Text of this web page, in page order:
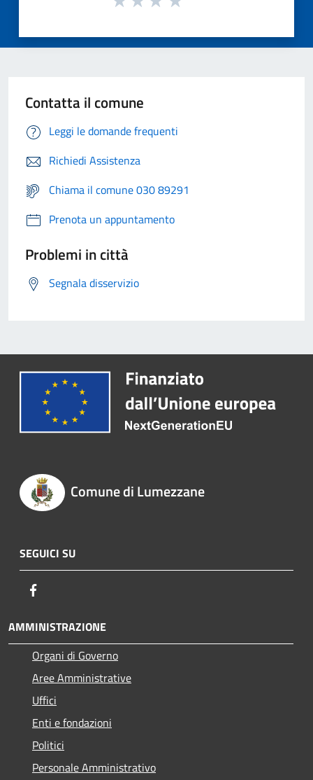
Contatta il comune
Leggi le domande frequenti
Richiedi Assistenza
Chiama il comune 030 89291
Prenota un appuntamento
Problemi in città
Segnala disservizio
Comune di Lumezzane
SEGUICI SU
AMMINISTRAZIONE
Organi di Governo
Aree Amministrative
Uffici
Enti e fondazioni
Politici
Personale Amministrativo